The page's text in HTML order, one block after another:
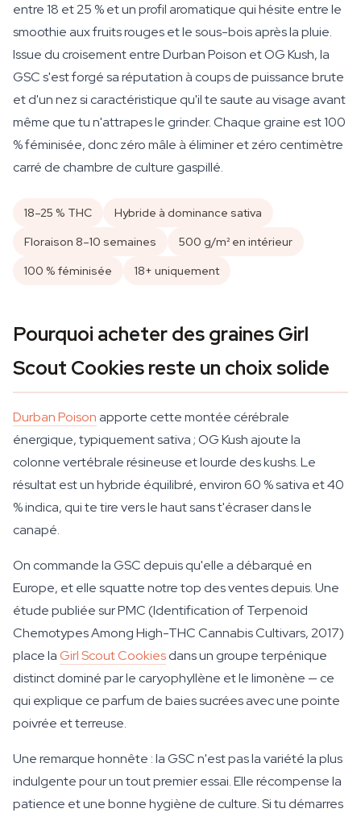
entre 18 et 25 % et un profil aromatique qui hésite entre le
smoothie aux fruits rouges et le sous-bois après la pluie.
Issue du croisement entre Durban Poison et OG Kush, la
GSC s'est forgé sa réputation à coups de puissance brute
et d'un nez si caractéristique qu'il te saute au visage avant
même que tu n'attrapes le grinder. Chaque graine est 100
% féminisée, donc zéro mâle à éliminer et zéro centimètre
carré de chambre de culture gaspillé.
18–25 % THC
Hybride à dominance sativa
Floraison 8–10 semaines
500 g/m² en intérieur
100 % féminisée
18+ uniquement
Pourquoi acheter des graines Girl
Scout Cookies reste un choix solide
Durban Poisonapporte cette montée cérébrale
énergique, typiquement sativa ; OG Kush ajoute la
colonne vertébrale résineuse et lourde des kushs. Le
résultat est un hybride équilibré, environ 60 % sativa et 40
% indica, qui te tire vers le haut sans t'écraser dans le
canapé.
On commande la GSC depuis qu'elle a débarqué en
Europe, et elle squatte notre top des ventes depuis. Une
étude publiée sur PMC (Identification of Terpenoid
Chemotypes Among High-THC Cannabis Cultivars, 2017)
place laGirl Scout Cookiesdans un groupe terpénique
distinct dominé par le caryophyllène et le limonène — ce
qui explique ce parfum de baies sucrées avec une pointe
poivrée et terreuse.
Une remarque honnête : la GSC n'est pas la variété la plus
indulgente pour un tout premier essai. Elle récompense la
patience et une bonne hygiène de culture. Si tu démarres